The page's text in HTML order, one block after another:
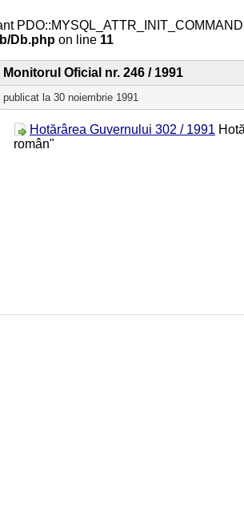
Db.php on line 11
Monitorul Oficial nr. 246 / 1991
publicat la 30 noiembrie 1991
Hotărârea Guvernului 302 / 1991
român"